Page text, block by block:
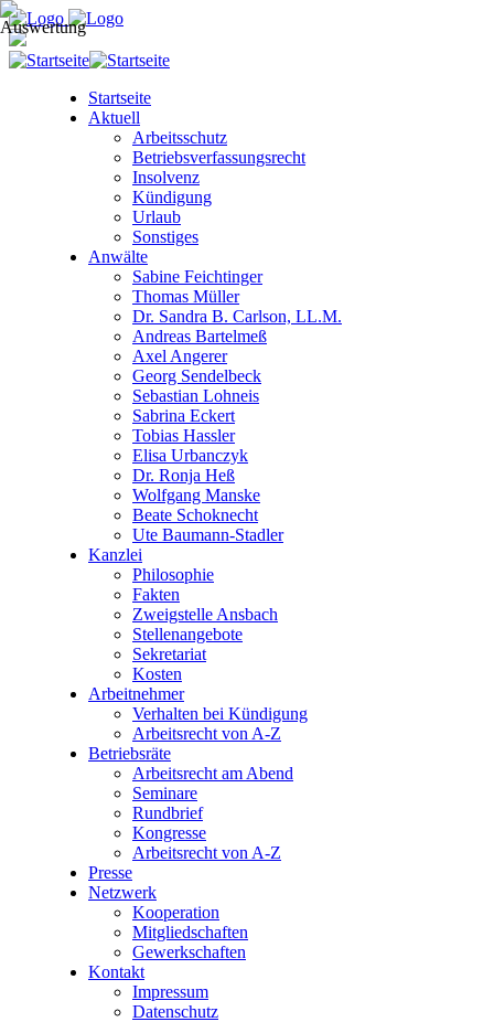
Startseite
Aktuell
Arbeitsschutz
Betriebsverfassungsrecht
Insolvenz
Kündigung
Urlaub
Sonstiges
Anwälte
Sabine Feichtinger
Thomas Müller
Dr. Sandra B. Carlson, LL.M.
Andreas Bartelmeß
Axel Angerer
Georg Sendelbeck
Sebastian Lohneis
Sabrina Eckert
Tobias Hassler
Elisa Urbanczyk
Dr. Ronja Heß
Wolfgang Manske
Beate Schoknecht
Ute Baumann-Stadler
Kanzlei
Philosophie
Fakten
Zweigstelle Ansbach
Stellenangebote
Sekretariat
Kosten
Arbeitnehmer
Verhalten bei Kündigung
Arbeitsrecht von A-Z
Betriebsräte
Arbeitsrecht am Abend
Seminare
Rundbrief
Kongresse
Arbeitsrecht von A-Z
Presse
Netzwerk
Kooperation
Mitgliedschaften
Gewerkschaften
Kontakt
Impressum
Datenschutz